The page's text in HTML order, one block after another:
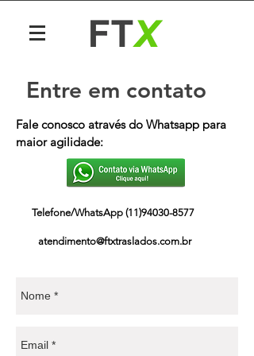
Entre em contato
Fale conosco através do Whatsapp para
maior agilidade:
Telefone/WhatsApp (11)94030-8577
atendimento@ftxtraslados.com.br